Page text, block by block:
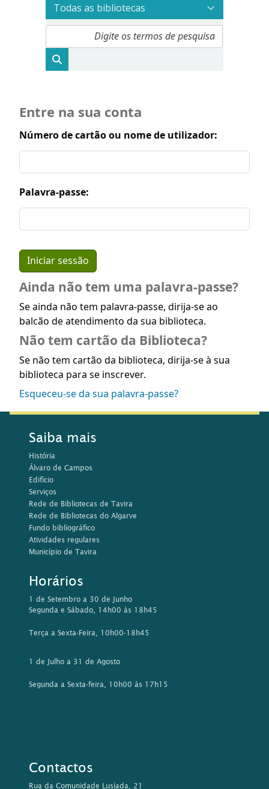
Entre na sua conta
Número de cartão ou nome de utilizador:
Palavra-passe:
Ainda não tem uma palavra-passe?
Se ainda não tem palavra-passe, dirija-se ao
balcão de atendimento da sua biblioteca.
Não tem cartão da Biblioteca?
Se não tem cartão da biblioteca, dirija-se à sua
biblioteca para se inscrever.
Esqueceu-se da sua palavra-passe?
Saiba mais
História
Álvaro de Campos
Edifício
Serviços
Rede de Bibliotecas de Tavira
Rede de Bibliotecas do Algarve
Fundo bibliográfico
Atividades regulares
Município de Tavira
Horários
1 de Setembro a 30 de Junho
Segunda e Sábado, 14h00 às 18h45
Terça a Sexta-Feira, 10h00-18h45
1 de Julho a 31 de Agosto
Segunda a Sexta-feira, 10h00 às 17h15
Contactos
Rua da Comunidade Lusíada, 21